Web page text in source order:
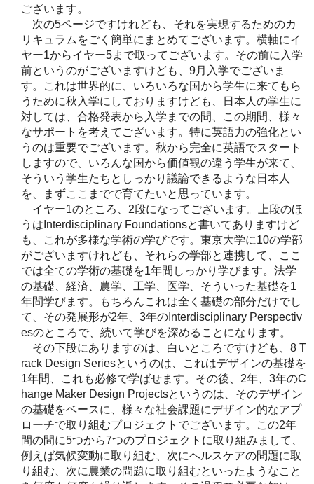
ございます。
次の5ページですけれども、それを実現するためのカ
リキュラムをごく簡単にまとめてございます。横軸にイ
ヤー1からイヤー5まで取ってございます。その前に入学
前というのがございますけども、9月入学でございま
す。これは世界的に、いろいろな国から学生に来てもら
うために秋入学にしておりますけども、日本人の学生に
対しては、合格発表から入学までの間、この期間、様々
なサポートを考えてございます。特に英語力の強化とい
うのは重要でございます。秋から完全に英語でスタート
しますので、いろんな国から価値観の違う学生が来て、
そういう学生たちとしっかり議論できるような日本人
を、まずここまでで育てたいと思っています。
イヤー1のところ、2段になってございます。上段のほ
うはInterdisciplinary Foundationsと書いてありますけど
も、これが多様な学術の学びです。東京大学に10の学部
がございますけれども、それらの学部と連携して、ここ
では全ての学術の基礎を1年間しっかり学びます。法学
の基礎、経済、農学、工学、医学、そういった基礎を1
年間学びます。もちろんこれは全く基礎の部分だけでし
て、その発展形が2年、3年のInterdisciplinary Perspectiv
esのところで、続いて学びを深めることになります。
その下段にありますのは、白いところですけども、8 T
rack Design Seriesというのは、これはデザインの基礎を
1年間、これも必修で学ばせます。その後、2年、3年のC
hange Maker Design Projectsというのは、そのデザイン
の基礎をベースに、様々な社会課題にデザイン的なアプ
ローチで取り組むプロジェクトでございます。この2年
間の間に5つから7つのプロジェクトに取り組みまして、
例えば気候変動に取り組む、次にヘルスケアの問題に取
り組む、次に農業の問題に取り組むといったようなこと